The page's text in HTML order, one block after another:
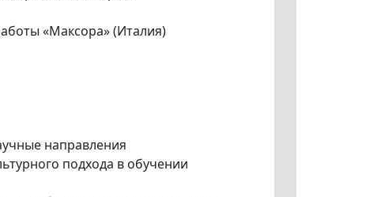
«Максора» (Италия)
направления
подхода в обучении